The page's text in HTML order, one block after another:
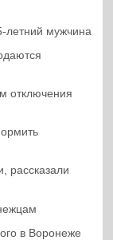
летний мужчина
отключения
рассказали
в Воронеже